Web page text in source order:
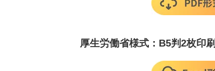
厚生労働省様式：B5判2枚印刷